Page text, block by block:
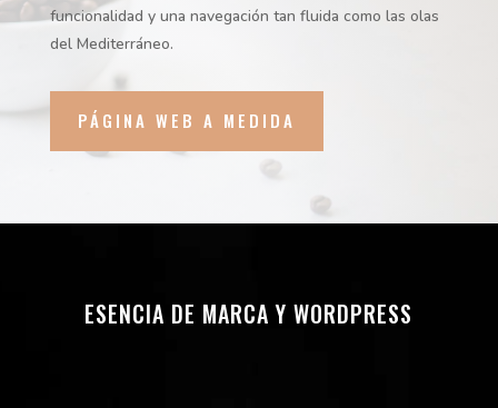
funcionalidad y una navegación tan fluida como las olas
del Mediterráneo.
PÁGINA WEB A MEDIDA
ESENCIA DE MARCA Y WORDPRESS